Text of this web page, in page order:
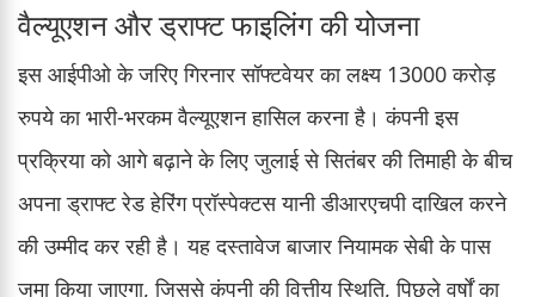
वैल्यूएशन और ड्राफ्ट फाइलिंग की योजना
इस आईपीओ के जरिए गिरनार सॉफ्टवेयर का लक्ष्य 13000 करोड़
रुपये का भारी-भरकम वैल्यूएशन हासिल करना है। कंपनी इस
प्रक्रिया को आगे बढ़ाने के लिए जुलाई से सितंबर की तिमाही के बीच
अपना ड्राफ्ट रेड हेरिंग प्रॉस्पेक्टस यानी डीआरएचपी दाखिल करने
की उम्मीद कर रही है। यह दस्तावेज बाजार नियामक सेबी के पास
जमा किया जाएगा, जिससे कंपनी की वित्तीय स्थिति, पिछले वर्षों का